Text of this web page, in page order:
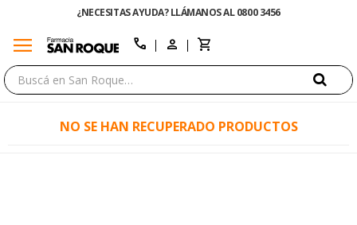
¿NECESITAS AYUDA? LLÁMANOS AL 0800 3456
menu call
NO SE HAN RECUPERADO PRODUCTOS
close